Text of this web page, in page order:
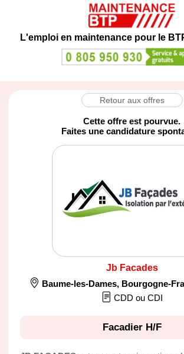
L'emploi en maintenance pour le
Retour aux offres
Cette offre est pourvue.
Faites une candidature
Jb Facades
Baume-les-Dames, Bourgogne-
CDD ou CDI
Facadier H/F